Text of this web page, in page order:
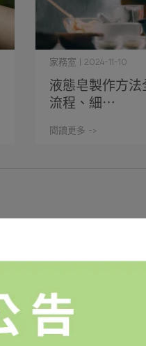
家務室 | 2024-11-10
液態皂製作方法
流程、細⋯
閱讀更多 ->